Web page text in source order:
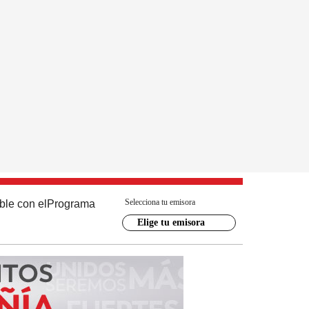
con el Programa Selecciona tu emisora
Elige tu emisora